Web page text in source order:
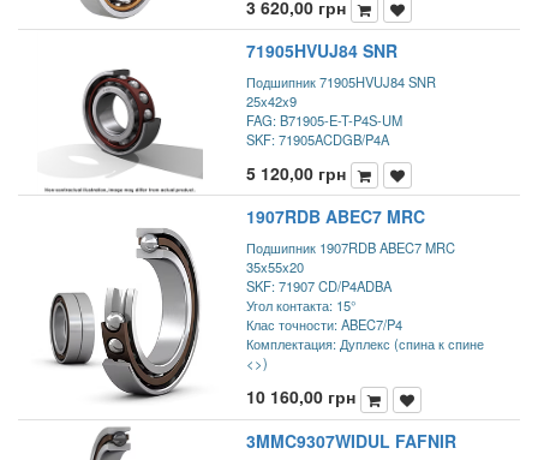
3 620,00 грн
71905HVUJ84 SNR
Подшипник 71905HVUJ84 SNR
25x42x9
FAG: B71905-E-T-P4S-UM
SKF: 71905ACDGB/P4A
5 120,00 грн
1907RDB ABEC7 MRC
Подшипник 1907RDB ABEC7 MRC
35x55x20
SKF: 71907 CD/P4ADBA
Угол контакта: 15°
Клас точности: ABEC7/P4
Комплектация: Дуплекс (спина к спине
<>)
10 160,00 грн
3MMC9307WIDUL FAFNIR